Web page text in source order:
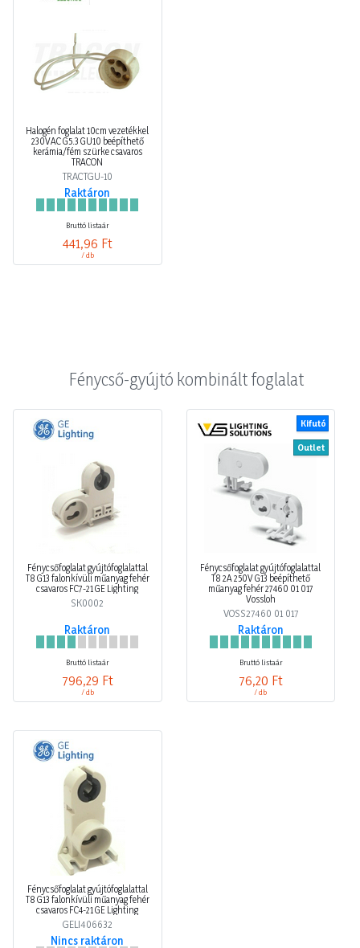
Halogén foglalat 10cm vezetékkel
230VAC G5.3 GU10 beépíthető
kerámia/fém szürke csavaros
TRACON
TRACTGU-10
Raktáron
Bruttó listaár
441,96 Ft
/ db
Fénycső-gyújtó kombinált foglalat
Fénycsőfoglalat gyújtófoglalattal
T8 G13 falonkívüli műanyag fehér
csavaros FC7-21 GE Lighting
SK0002
Raktáron
Bruttó listaár
796,29 Ft
/ db
Kifutó
Outlet
Fénycsőfoglalat gyújtófoglalattal
T8 2A 250V G13 beépíthető
műanyag fehér 27460 01 017
Vossloh
VOSS27460 01 017
Raktáron
Bruttó listaár
76,20 Ft
/ db
Fénycsőfoglalat gyújtófoglalattal
T8 G13 falonkívüli műanyag fehér
csavaros FC4-21 GE Lighting
GELI406632
Nincs raktáron